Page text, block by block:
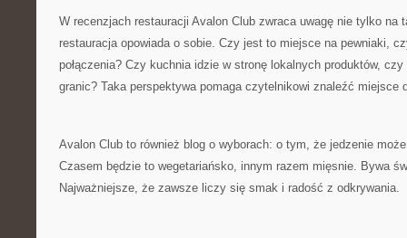
W recenzjach restauracji Avalon Club zwraca uwagę nie tylko na
restauracja opowiada o sobie. Czy jest to miejsce na pewniaki,
połączenia? Czy kuchnia idzie w stronę lokalnych produktów,
granic? Taka perspektywa pomaga czytelnikowi znaleźć miejsce
Avalon Club to również blog o wyborach: o tym, że jedzenie
Czasem będzie to wegetariańsko, innym razem mięsnie. Bywa
Najważniejsze, że zawsze liczy się smak i radość z odkrywania.